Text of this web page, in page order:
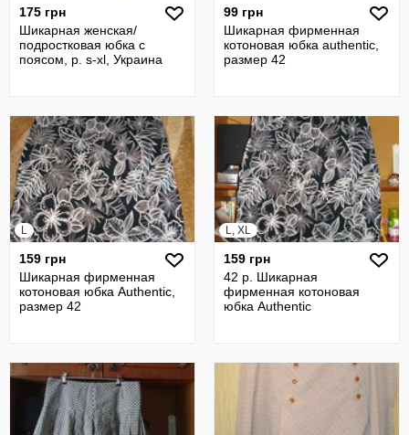
175 грн
Шикарная женская/
подростковая юбка с
поясом, р. s-xl, Украина
99 грн
Шикарная фирменная
котоновая юбка authentic,
размер 42
L
159 грн
Шикарная фирменная
котоновая юбка Authentic,
размер 42
L, XL
159 грн
42 р. Шикарная
фирменная котоновая
юбка Authentic